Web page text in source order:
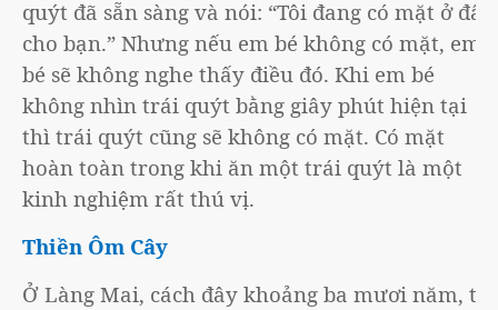
quýt đã sẵn sàng và nói: “Tôi đang có mặt ở đây
cho bạn.” Nhưng nếu em bé không có mặt, em
bé sẽ không nghe thấy điều đó. Khi em bé
không nhìn trái quýt bằng giây phút hiện tại
thì trái quýt cũng sẽ không có mặt. Có mặt
hoàn toàn trong khi ăn một trái quýt là một
kinh nghiệm rất thú vị.
Thiền Ôm Cây
Ở Làng Mai, cách đây khoảng ba mươi năm, tôi